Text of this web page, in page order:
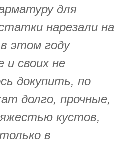
для
нарезали на
этом году
и своих не
докупить, по
долго, прочные,
кустов,
в